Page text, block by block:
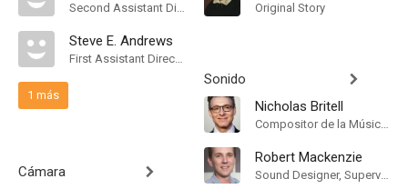
Second Assistant Director
Steve E. Andrews
First Assistant Director
1 más
Cámara
Original Story
Sonido
Nicholas Britell
Compositor de la Música Original
Robert Mackenzie
Sound Designer, Supervising Sound Editor, Mezclador de Re-Grabación de Sonido